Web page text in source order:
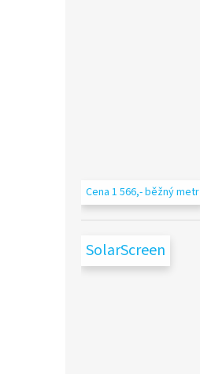
Cena 1 566,- běžný metr
SolarScreen